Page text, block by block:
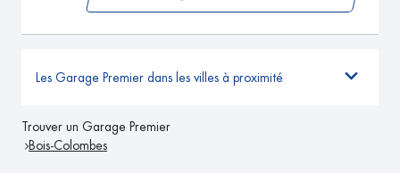
Les Garage Premier dans les villes à proximité
Trouver un Garage Premier
Bois-Colombes